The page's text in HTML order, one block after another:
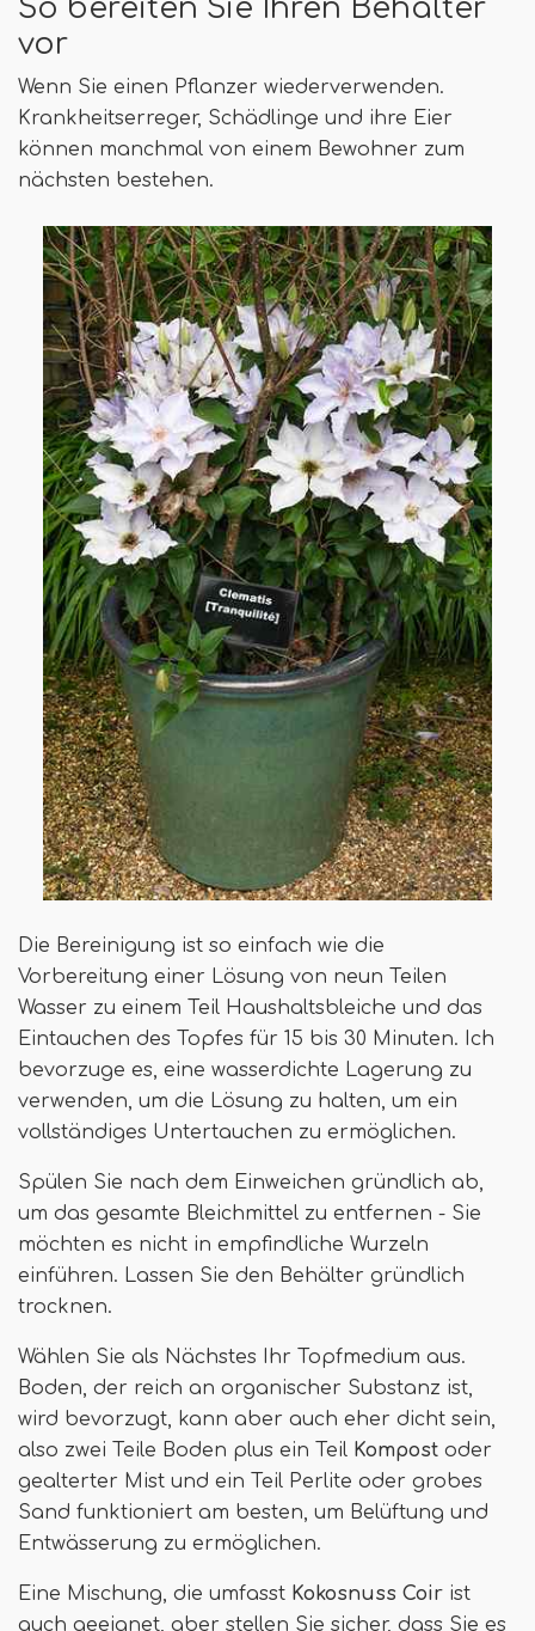
So bereiten Sie Ihren Behälter
vor
Wenn Sie einen Pflanzer wiederverwenden.
Krankheitserreger, Schädlinge und ihre Eier
können manchmal von einem Bewohner zum
nächsten bestehen.
Die Bereinigung ist so einfach wie die
Vorbereitung einer Lösung von neun Teilen
Wasser zu einem Teil Haushaltsbleiche und das
Eintauchen des Topfes für 15 bis 30 Minuten. Ich
bevorzuge es, eine wasserdichte Lagerung zu
verwenden, um die Lösung zu halten, um ein
vollständiges Untertauchen zu ermöglichen.
Spülen Sie nach dem Einweichen gründlich ab,
um das gesamte Bleichmittel zu entfernen - Sie
möchten es nicht in empfindliche Wurzeln
einführen. Lassen Sie den Behälter gründlich
trocknen.
Wählen Sie als Nächstes Ihr Topfmedium aus.
Boden, der reich an organischer Substanz ist,
wird bevorzugt, kann aber auch eher dicht sein,
also zwei Teile Boden plus ein Teil Kompost oder
gealterter Mist und ein Teil Perlite oder grobes
Sand funktioniert am besten, um Belüftung und
Entwässerung zu ermöglichen.
Eine Mischung, die umfasst Kokosnuss Coir ist
auch geeignet, aber stellen Sie sicher, dass Sie es